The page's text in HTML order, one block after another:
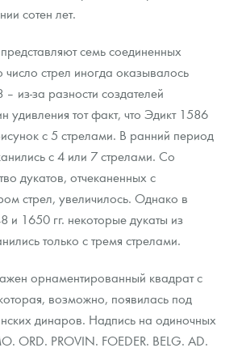
сотен лет.
семь соединенных
стрел иногда оказывалось
из-за разности создателей
удивления тот факт, что Эдикт 1586
с 5 стрелами. В ранний период
с 4 или 7 стрелами. Со
дукатов, отчеканенных с
стрел, увеличилось. Однако в
и 1650 гг. некоторые дукаты из
только с тремя стрелами.
орнаментированный квадрат с
возможно, появилась под
динаров. Надпись на одиночных
ORD. PROVIN. FOEDER. BELG. AD.